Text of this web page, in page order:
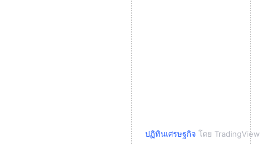
ปฏิทินเศรษฐกิจ โดย TradingView